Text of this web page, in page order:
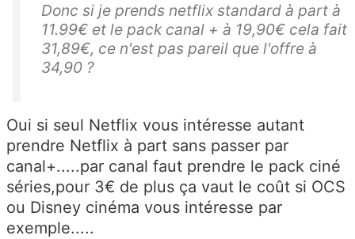
Donc si je prends netflix standard à part à
11.99€ et le pack canal + à 19,90€ cela fait
31,89€, ce n'est pas pareil que l'offre à
34,90 ?
Oui si seul Netflix vous intéresse autant
prendre Netflix à part sans passer par
canal+.....par canal faut prendre le pack ciné
séries,pour 3€ de plus ça vaut le coût si OCS
ou Disney cinéma vous intéresse par
exemple.....